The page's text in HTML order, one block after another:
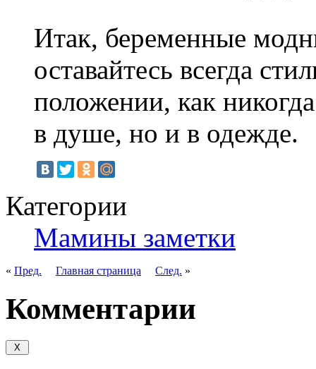
Итак, беременные
оставайтесь всегда
положении, как
в душе, но и в одежде.
Категории
Мамины заметки
« Пред. Главная страница След. »
Комментарии